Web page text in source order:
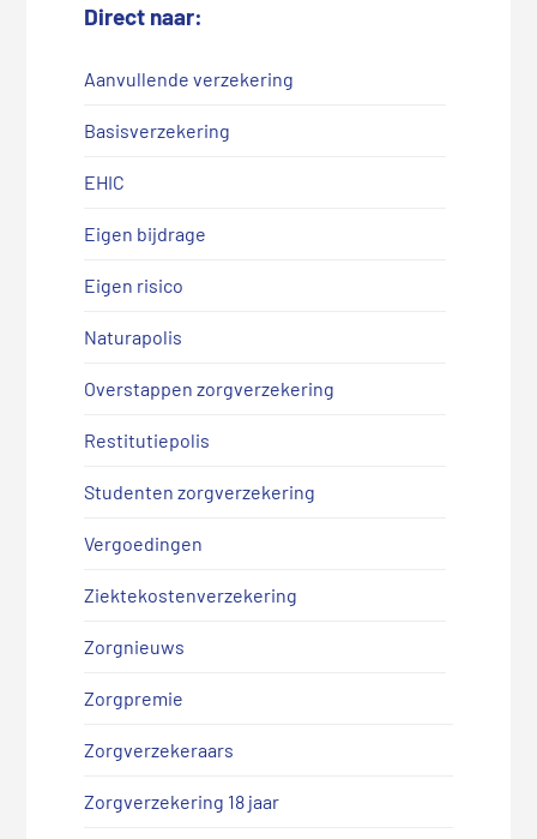
Direct naar:
Aanvullende verzekering
Basisverzekering
EHIC
Eigen bijdrage
Eigen risico
Naturapolis
Overstappen zorgverzekering
Restitutiepolis
Studenten zorgverzekering
Vergoedingen
Ziektekostenverzekering
Zorgnieuws
Zorgpremie
Zorgverzekeraars
Zorgverzekering 18 jaar